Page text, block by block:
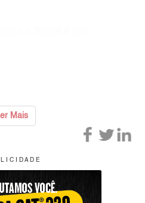
Mais
I C I D A D E